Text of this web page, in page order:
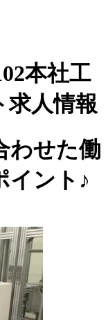
本社工
求人情報
わせた働
イント♪